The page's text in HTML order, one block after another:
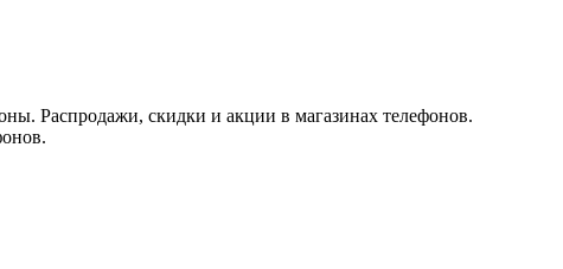
Распродажи, скидки и акции в магазинах телефонов.